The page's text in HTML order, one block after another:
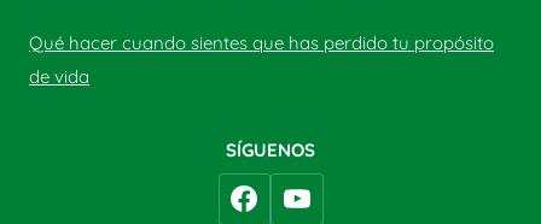
Qué hacer cuando sientes que has perdido tu propósito
de vida
SÍGUENOS